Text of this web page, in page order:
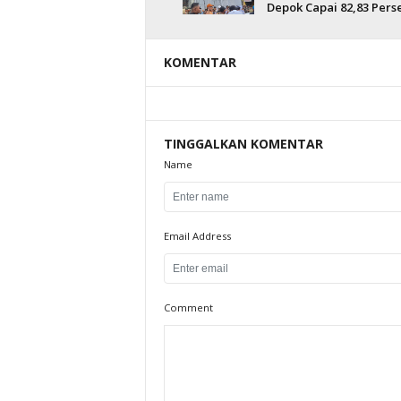
Depok Capai 82,83
KOMENTAR
TINGGALKAN KOMENTAR
Name
Email Address
Comment